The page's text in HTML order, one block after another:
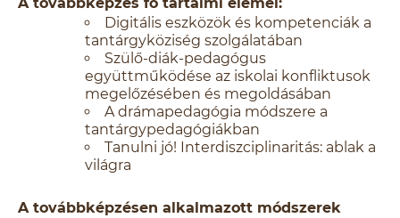
Digitális eszközök és kompetenciák a
tantárgyköziség szolgálatában
Szülő-diák-pedagógus
együttműködése az iskolai konfliktusok
megelőzésében és megoldásában
A drámapedagógia módszere a
tantárgypedagógiákban
Tanulni jó! Interdiszciplinaritás: ablak a
világra
A továbbképzésen alkalmazott módszerek